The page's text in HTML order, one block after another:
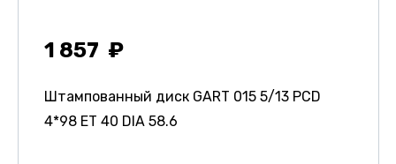
1 857
Штампованный диск GART 015 5/13 PCD
4*98 ET 40 DIA 58.6